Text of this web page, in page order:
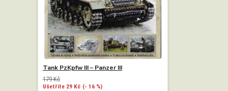
Tank PzKpfw III – Panzer III
179 Kč
Ušetříte 29 Kč (- 16 %)